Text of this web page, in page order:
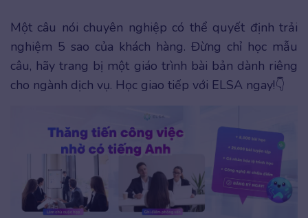
Một câu nói chuyên nghiệp có thể quyết định trải
nghiệm 5 sao của khách hàng. Đừng chỉ học mẫu
câu, hãy trang bị một giáo trình bài bản dành riêng
cho ngành dịch vụ. Học giao tiếp với ELSA ngay!👇